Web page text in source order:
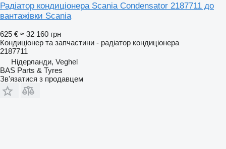
Радіатор кондиціонера Scania Condensator 2187711 до
вантажівки Scania
625 € ≈ 32 160 грн
Кондиціонер та запчастини - радіатор кондиціонера
2187711
Нідерланди, Veghel
BAS Parts & Tyres
Зв'язатися з продавцем